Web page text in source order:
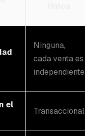
Ninguna,
cada venta es
independiente
el
Transaccional